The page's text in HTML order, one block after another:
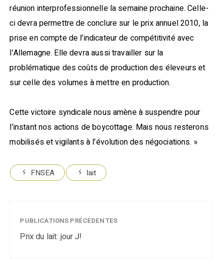
réunion interprofessionnelle la semaine prochaine. Celle-
ci devra permettre de conclure sur le prix annuel 2010, la
prise en compte de l’indicateur de compétitivité avec
l’Allemagne. Elle devra aussi travailler sur la
problématique des coûts de production des éleveurs et
sur celle des volumes à mettre en production.
Cette victoire syndicale nous amène à suspendre pour
l’instant nos actions de boycottage. Mais nous resterons
mobilisés et vigilants à l’évolution des négociations. »
FNSEA lait
PUBLICATIONS PRÉCÉDENTES
Prix du lait: jour J!